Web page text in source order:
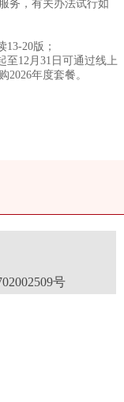
务，有关办法试行如
13-20版；
至12月31日可通过线上
2026年度套餐。
号